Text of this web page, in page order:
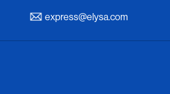
express@elysa.com